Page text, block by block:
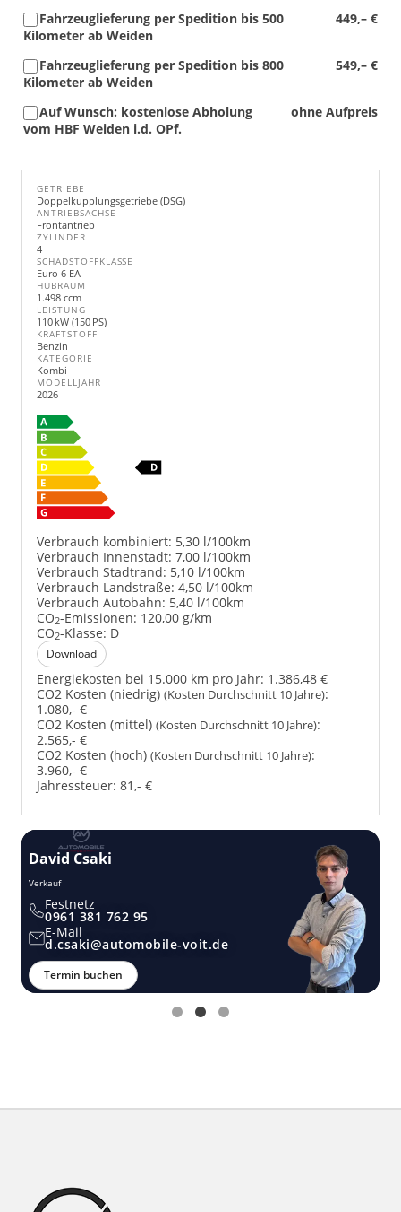
449,– €
Fahrzeuglieferung per Spedition bis 500
Kilometer ab Weiden
549,– €
Fahrzeuglieferung per Spedition bis 800
Kilometer ab Weiden
ohne Aufpreis
Auf Wunsch: kostenlose Abholung
vom HBF Weiden i.d. OPf.
GETRIEBE
Doppelkupplungsgetriebe (DSG)
ANTRIEBSACHSE
Frontantrieb
ZYLINDER
4
SCHADSTOFFKLASSE
Euro 6 EA
HUBRAUM
1.498 ccm
LEISTUNG
110 kW (150 PS)
KRAFTSTOFF
Benzin
KATEGORIE
Kombi
MODELLJAHR
2026
Verbrauch kombiniert: 5,30 l/100km
Verbrauch Innenstadt: 7,00 l/100km
Verbrauch Stadtrand: 5,10 l/100km
Verbrauch Landstraße: 4,50 l/100km
Verbrauch Autobahn: 5,40 l/100km
CO2-Emissionen: 120,00 g/km
CO2-Klasse: D
Download
Energiekosten bei 15.000 km pro Jahr: 1.386,48 €
CO2 Kosten (niedrig) (Kosten Durchschnitt 10 Jahre):
1.080,- €
CO2 Kosten (mittel) (Kosten Durchschnitt 10 Jahre):
2.565,- €
CO2 Kosten (hoch) (Kosten Durchschnitt 10 Jahre):
3.960,- €
Jahressteuer: 81,- €
David Csaki
Verkauf
Festnetz
0961 381 762 95
E-Mail
d.csaki@automobile-voit.de
Termin buchen